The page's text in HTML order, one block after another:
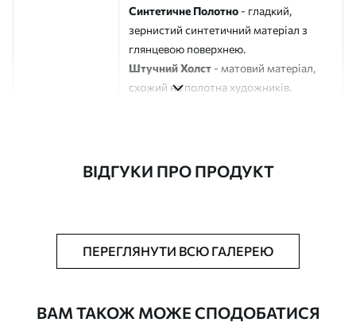
Синтетичне Полотно - гладкий,
зернистий синтетичний матеріал з
глянцевою поверхнею.
Штучний Холст - матовий матеріал,
схожий на полотна художників.
Додатково Можна додати лакове покриття.
ВІДГУКИ ПРО ПРОДУКТ
ПЕРЕГЛЯНУТИ ВСЮ ГАЛЕРЕЮ
ВАМ ТАКОЖ МОЖЕ СПОДОБАТИСЯ